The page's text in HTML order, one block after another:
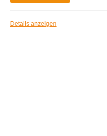
Details anzeigen